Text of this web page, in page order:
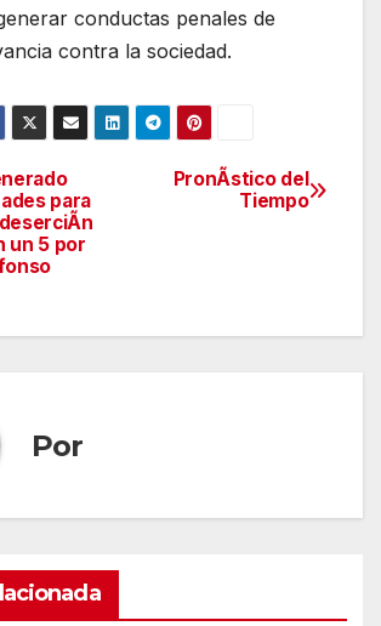
conductas penales de
contra la sociedad.
PronÃstico del
Tiempo
para
un 5 por
Por